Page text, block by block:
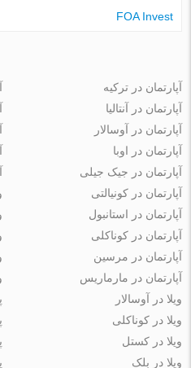
FOA Invest
آپارتمان در ترکیه
آپارتمان در آنتالیا
آپارتمان در آوسالار
آپارتمان در اوبا
آپارتمان در جیک جیلی
آپارتمان در کونیالتی
آپارتمان در استانبول
آپارتمان در کوناکلی
آپارتمان در مرسین
آپارتمان در مارماریس
ویلا در آوسالار
ویلا در کوناکلی
ویلا در کستل
ویلا در بلک